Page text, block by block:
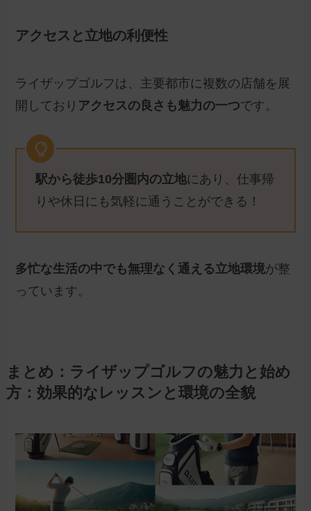
アクセスと立地の利便性
ライザップゴルフは、主要都市に複数の店舗を展
開しており アクセスの良さも魅力の一つです。
駅から徒歩10分圏内の立地にあり、仕事帰
りや休日にも気軽に通うことができる！
多忙な生活の中でも無理なく通える立地環境が整
っています。
まとめ：ライザップゴルフの魅力と始め
方：効果的なレッスンと環境の全貌